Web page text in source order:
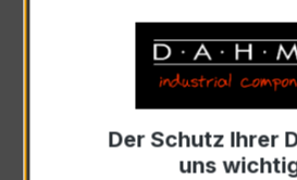
Scheinleistung (VA)auswählen
Auswahl zurücksetzen
Der Schutz Ihrer
uns